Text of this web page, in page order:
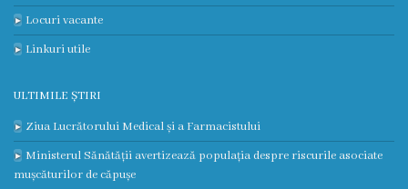
Contracte
încheiate
Contract
colectiv
de
Locuri vacante
Linkuri utile
ULTIMILE ȘTIRI
Ziua Lucrătorului Medical și a Farmacistului
Ministerul Sănătății avertizează populația despre riscurile asociate
mușcăturilor de căpușe